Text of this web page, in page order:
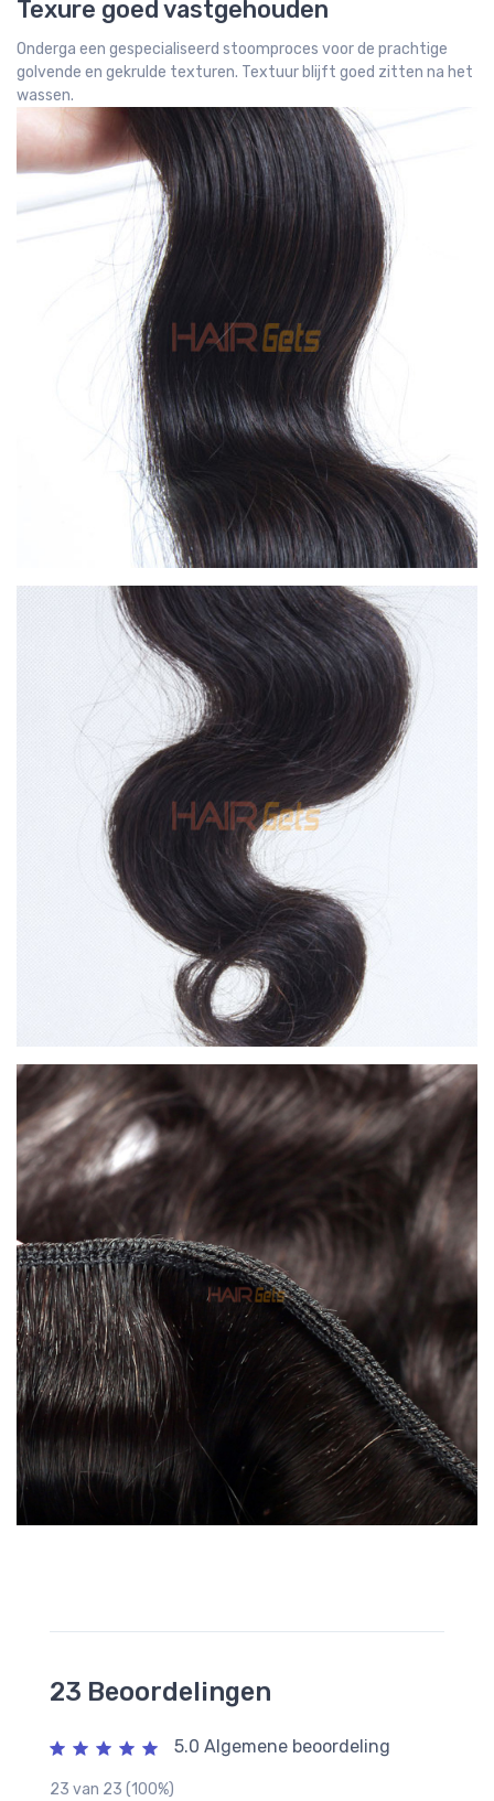
Texure goed vastgehouden
Onderga een gespecialiseerd stoomproces voor de prachtige
golvende en gekrulde texturen. Textuur blijft goed zitten na het
wassen.
23 Beoordelingen
5.0 Algemene beoordeling
23 van 23 (100%)